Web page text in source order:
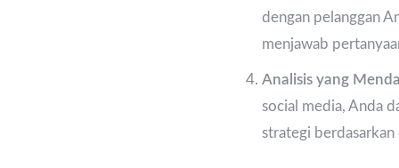
dengan pelanggan
menjawab
Analisis yang
social media, Anda
strategi